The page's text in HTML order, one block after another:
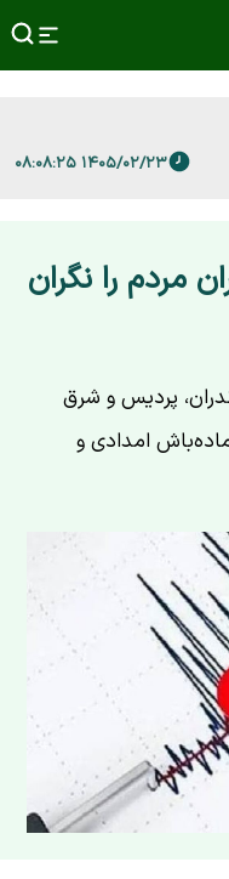
۱۴۰۵/۰۲/۲۳ ۰۸:۰۸:۲۵
مردم را نگران
مازندران، پردیس و شرق
امدادی و